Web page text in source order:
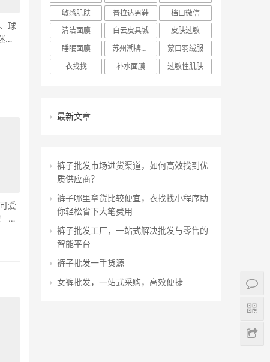
球
爱
01.
敏感肌肤
普拉达男鞋
档口微信
清洁面膜
白云皮具城
皮肤过敏
睡眠面膜
苏州潮牌货源
蒙口羽绒服
衣找找
补水面膜 过敏性肌肤
最新文章
裤子批发市场进货渠道，如何高效找到优
质供应商？
裤子哪里拿货比较便宜，衣找找小程序助
你轻松省下大笔费用
裤子批发工厂，一站式解决批发与零售的
智能平台
裤子批发一手货源
女裤批发，一站式采购，高效便捷